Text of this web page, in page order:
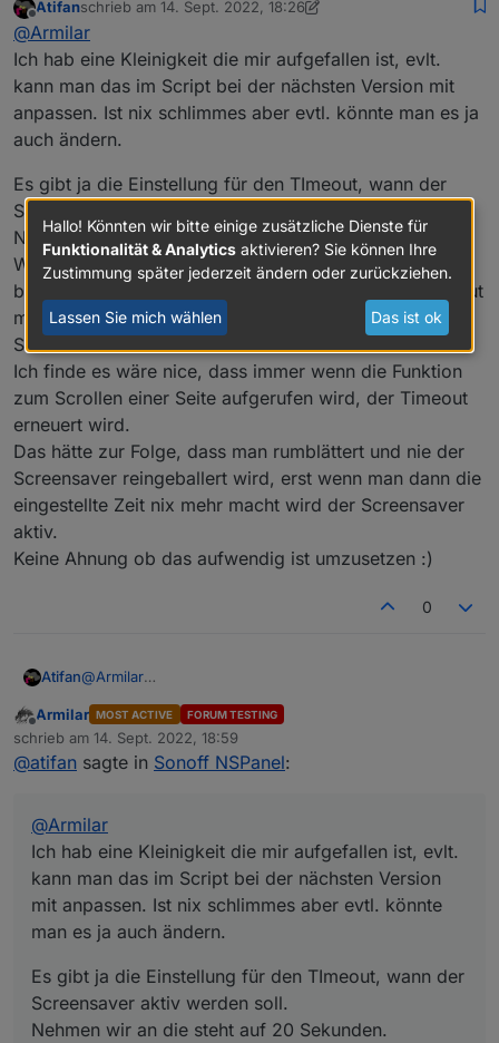
Offline
Atifanschrieb am 14. Sept. 2022, 18:26
zuletzt editiert von Atifan
@Armilar
Ich hab eine Kleinigkeit die mir aufgefallen ist, evlt.
kann man das im Script bei der nächsten Version mit
anpassen. Ist nix schlimmes aber evtl. könnte man es ja
auch ändern.
Es gibt ja die Einstellung für den TImeout, wann der
Screensaver aktiv werden soll.
Nehmen wir an die steht auf 20 Sekunden.
Wenn ich jetzt die verschiedenen Seiten hin und her
blättere und länger als 20 Sekunden brauche, dann haut
mir zwischendurch das Ding automatisch den
Screensaver rein.
Ich finde es wäre nice, dass immer wenn die Funktion
zum Scrollen einer Seite aufgerufen wird, der Timeout
erneuert wird.
Das hätte zur Folge, dass man rumblättert und nie der
Screensaver reingeballert wird, erst wenn man dann die
eingestellte Zeit nix mehr macht wird der Screensaver
aktiv.
Keine Ahnung ob das aufwendig ist umzusetzen :)
0
Atifan@Armilar
man das im Script bei der nächsten Version mit
anpassen. Ist nix schlimmes aber evtl. könnte man es ja
auch ändern.
Es gibt ja die Einstellung für den TImeout, wann der
Screensaver aktiv werden soll.
Nehmen wir an die steht auf 20 Sekunden.
mir zwischendurch das Ding automatisch den
Screensaver rein.
Ich finde es wäre nice, dass immer wenn die Funktion
zum Scrollen einer Seite aufgerufen wird, der Timeout
erneuert wird.
Das hätte zur Folge, dass man rumblättert und nie der
eingestellte Zeit nix mehr macht wird der Screensaver
Keine Ahnung ob das aufwendig ist umzusetzen :)
Offline
Armilar MOST ACTIVE FORUM TESTING
schrieb am 14. Sept. 2022, 18:59
zuletzt editiert von
@atifan sagte in Sonoff NSPanel:
@Armilar
Ich hab eine Kleinigkeit die mir aufgefallen ist, evlt.
kann man das im Script bei der nächsten Version
mit anpassen. Ist nix schlimmes aber evtl. könnte
man es ja auch ändern.
Es gibt ja die Einstellung für den TImeout, wann der
Screensaver aktiv werden soll.
Nehmen wir an die steht auf 20 Sekunden.
Hallo! Könnten wir bitte einige zusätzliche Dienste für
Funktionalität & Analytics aktivieren? Sie können Ihre
Zustimmung später jederzeit ändern oder zurückziehen.
Lassen Sie mich wählen Das ist ok